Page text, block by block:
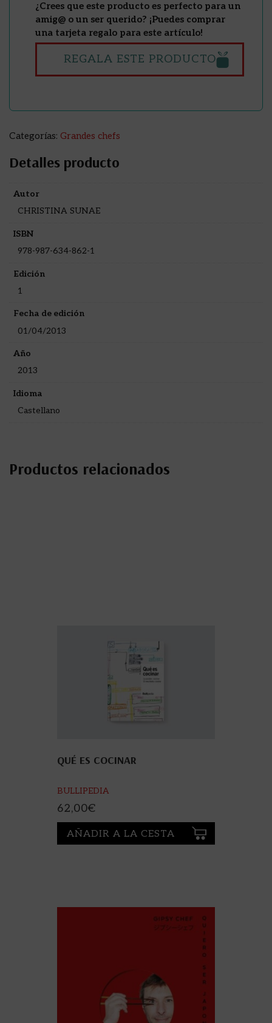
¿Crees que este producto es perfecto para un
amig@ o un ser querido? ¡Puedes comprar
una tarjeta regalo para este artículo!
REGALA ESTE PRODUCTO
Categorías: Grandes chefs
Detalles producto
Autor
CHRISTINA SUNAE
ISBN
978-987-634-862-1
Edición
1
Fecha de edición
01/04/2013
Año
2013
Idioma
Castellano
Productos relacionados
QUÉ ES COCINAR
BULLIPEDIA
62,00€
AÑADIR A LA CESTA